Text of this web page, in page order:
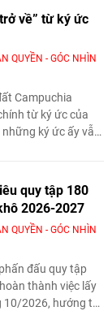
cống hiến của thế
về” từ ký ức
QUYỀN - GÓC NHÌN
Campuchia
từ ký ức của
ký ức ấy vẫn
quy tập 180
2026-2027
QUYỀN - GÓC NHÌN
đấu quy tập
thành việc lấy
10/2026, hướng tới